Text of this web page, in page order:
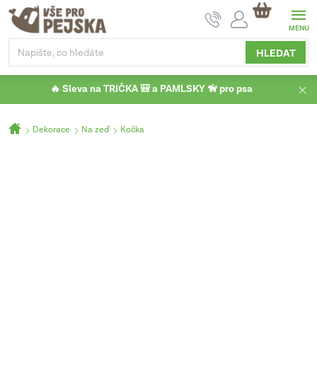
Přejít
obsah
HLEDAT
NÁKUPNÍ
KOŠÍK
🔥 Sleva na TRIČKA 🎒 a PAMLSKY 🦮 pro psa
DomůDekorace Na zeď Kočka